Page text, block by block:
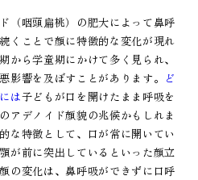
（咽頭扁桃）の肥大によって鼻呼
くことで顔に特徴的な変化が現れ
から学童期にかけて多く見られ、
影響を及ぼすことがあります。 ど
は子どもが口を開けたまま呼吸を
アデノイド顔貌の兆候かもしれま
な特徴として、口が常に開いてい
が前に突出しているといった顔立
の変化は、鼻呼吸ができずに口呼